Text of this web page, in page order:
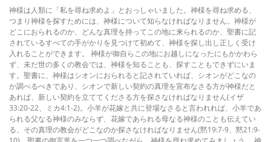
神様は人類に「私を尋ね求めよ」とおっしゃいました。神様を尋ね求める、
つまり神様を探すためには、神様について知らなければなりません。神様が
どこにおられるのか、どんな真理を持ってこの地に来られるのか、聖書に記
されているすべての手がかりを見つけて初めて、神様を探し出し正しく受け
入れることができます。 神様が御自らこの地にお越しになったにもかかわら
ず、未だ世の多くの教会では、神様を知ることも、探すこともできずにいま
す。聖書に、神様はシオンにおられると記されていれば、シオンがどこなの
か調べるべきであり、シオンで新しい契約の真理を宣布なさる方が神様だと
あれば、新しい契約を立ててくださる方を探さなければなりません(イザ
33:20-22、ミカ4:1-2)。小羊が花嫁と共に登場なさると言われれば、小羊であ
られる父なる神様のみならず、花嫁であられる母なる神様のことも伝えてい
る、その真理の教会がどこなのか探さなければなりません(黙19:7-9、黙21:9-